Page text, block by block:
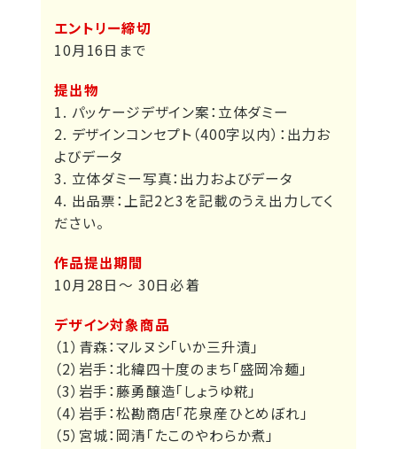
エントリー締切
10月16日まで
提出物
1. パッケージデザイン案：立体ダミー
2. デザインコンセプト（400字以内）：出力お
よびデータ
3. 立体ダミー写真：出力およびデータ
4. 出品票：上記2と3を記載のうえ出力してく
ださい。
作品提出期間
10月28日～ 30日必着
デザイン対象商品
（1）青森：マルヌシ「いか三升漬」
（2）岩手：北緯四十度のまち「盛岡冷麺」
（3）岩手：藤勇醸造「しょうゆ糀」
（4）岩手：松勘商店「花泉産ひとめぼれ」
（5）宮城：岡清「たこのやわらか煮」